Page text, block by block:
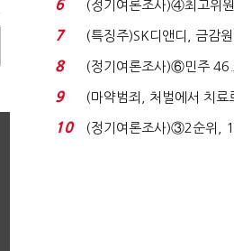
6
(정기여론조사)④최고위원
원 '양강'…서미...
7
(특징주)SK디앤디, 금감원
장 초반 상한가...
8
(정기여론조사)⑥민주
31.0%…오차범위 밖 ...
9
(마약범죄, 처벌에서 치
독)"마약은 전염병…여성
10
(정기여론조사)③2순위,